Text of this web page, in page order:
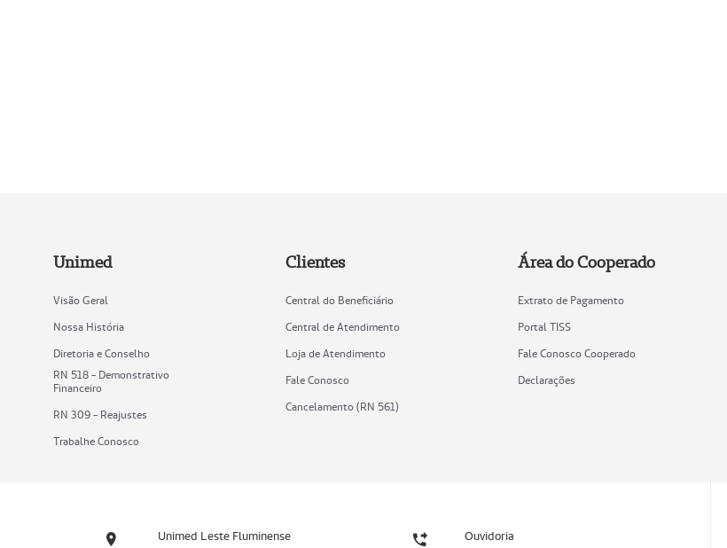
Unimed
Visão Geral
Nossa História
Diretoria e Conselho
RN 518 - Demonstrativo
Financeiro
RN 309 - Reajustes
Trabalhe Conosco
Clientes
Central do Beneficiário
Central de Atendimento
Loja de Atendimento
Fale Conosco
Cancelamento (RN 561)
Área do Cooperado
Extrato de Pagamento
Portal TISS
Fale Conosco Cooperado
Declarações
Unimed Leste Fluminense Ouvidoria